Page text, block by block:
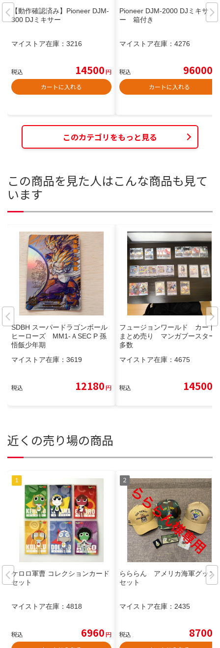
【動作確認済み】Pioneer DJM-
300 DJミキサー
マイストア在庫： 3216
税込 14500円
カートに入れる
Pioneer DJM-2000 DJミキサ
ー 箱付き
マイストア在庫： 4276
税込 96000
カートに入れる
このカテゴリをもっと見る
この商品を見た人はこんな商品も見て
います
SDBH スーパードラゴンボール
ヒーローズ MM1-ＡSEC P 孫
悟飯少年期
マイストア在庫： 3619
税込 12180円
フュージョンワールド カード
まとめ売り マンガブースター
多数
マイストア在庫： 4675
税込 14500
近くの売り場の商品
ケロロ軍曹 コレクションカード
セット
マイストア在庫： 4818
税込 6960円
らららん アメリカ海軍グッズ
セット
マイストア在庫： 2435
税込 8700